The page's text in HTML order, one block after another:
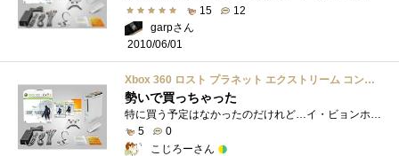
15
12
garpさん
2010/06/01
Xbox 360 ロスト プラネット エクストリーム コンディション オンラインパック
勢いで買っちゃった
5
0
こじろーさん